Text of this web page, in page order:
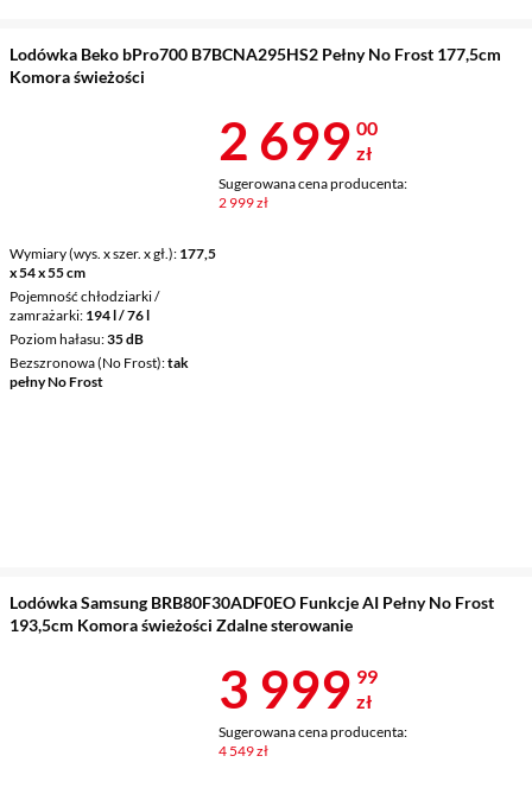
Lodówka Beko bPro700 B7BCNA295HS2 Pełny No Frost 177,5cm
Komora świeżości
Wymiary (wys. x szer. x gł.) 177,5
x 54 x 55 cm
Pojemność chłodziarki /
zamrażarki 194 l / 76 l
Poziom hałasu 35 dB
Bezszronowa (No Frost) tak
pełny No Frost
Cena 2 699 zł
2 699 00
zł
Sugerowana cena producenta:
2 999 zł
Lodówka Samsung BRB80F30ADF0EO Funkcje AI Pełny No Frost
193,5cm Komora świeżości Zdalne sterowanie
Cena 3
3 999 99
zł
Sugerowana cena producenta:
4 549 zł